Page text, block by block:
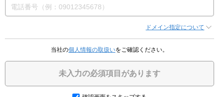
ドメイン指定について
当社の個人情報の取扱いをご確認ください。
未入力の必須項目があります